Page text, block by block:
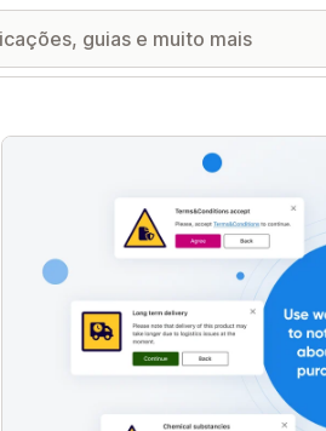
Galeria de imagens em destaque